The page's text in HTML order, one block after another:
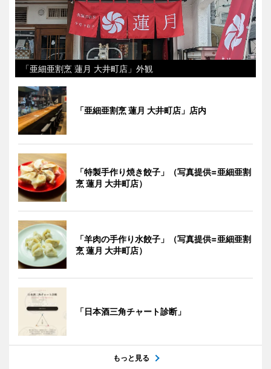
「亜細亜割烹 蓮月 大井町店」外観
「亜細亜割烹 蓮月 大井町店」店内
「特製手作り焼き餃子」（写真提供=亜細亜割
烹 蓮月 大井町店）
「羊肉の手作り水餃子」（写真提供=亜細亜割
烹 蓮月 大井町店）
「日本酒三角チャート診断」
もっと見る